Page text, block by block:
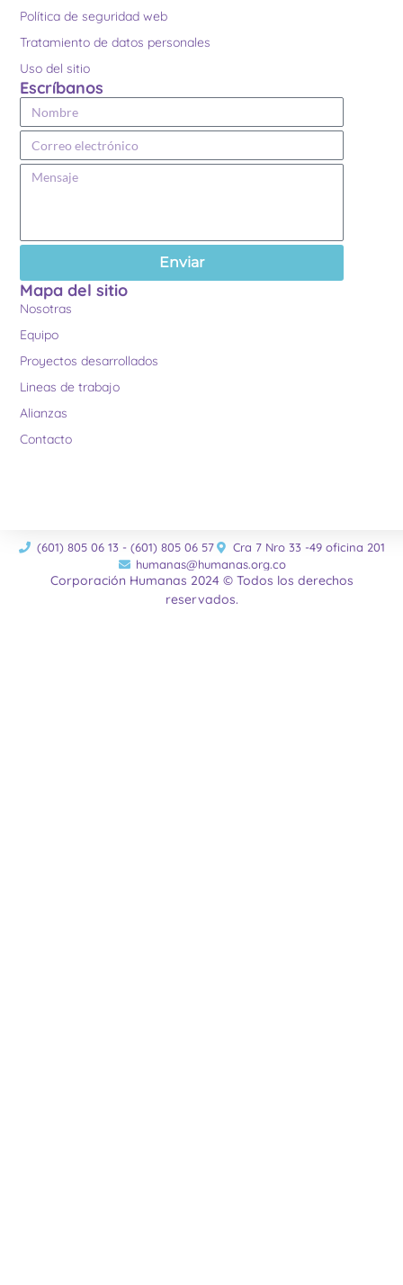
Política de seguridad web
Tratamiento de datos personales
Uso del sitio
Escríbanos
Enviar
Mapa del sitio
Nosotras
Equipo
Proyectos desarrollados
Lineas de trabajo
Alianzas
Contacto
(601) 805 06 13 - (601) 805 06 57
Cra 7 Nro 33 -49 oficina 201
humanas@humanas.org.co
Corporación Humanas 2024 © Todos los derechos
reservados.